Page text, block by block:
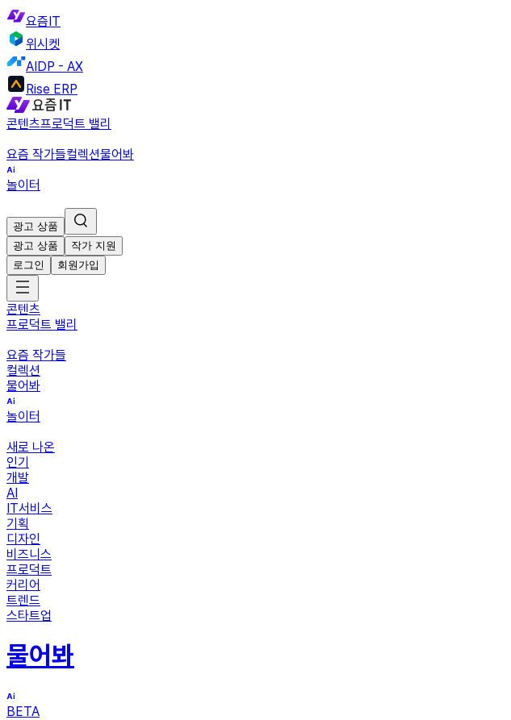
요즘IT
위시켓
AIDP - AX
Rise ERP
콘텐츠프로덕트 밸리
요즘 작가들컬렉션물어봐
놀이터
광고 상품
광고 상품
작가 지원
로그인
회원가입
콘텐츠
프로덕트 밸리
요즘 작가들
컬렉션
물어봐
놀이터
새로 나온
인기
개발
AI
IT서비스
기획
디자인
비즈니스
프로덕트
커리어
트렌드
스타트업
물어봐
BETA